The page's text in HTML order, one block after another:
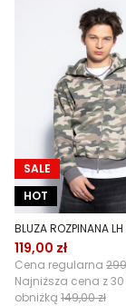
SALE
HOT
BLUZA ROZPINANA
119,00 zł
Cena regularna
Najniższa cena z
obniżką 149,00 zł